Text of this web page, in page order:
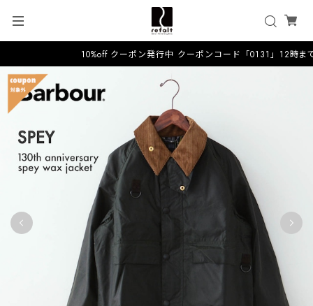
10%off クーポン発行中 クーポンコード「0131」12時ま